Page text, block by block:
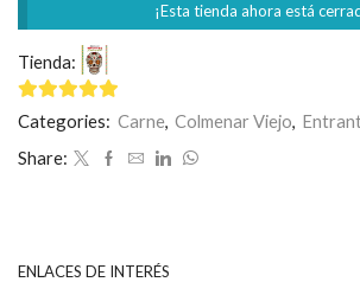
¡Esta tienda ahora está
Tienda:
5de 5
Categories: Carne Colmenar Viejo
Share:
ENLACES DE INTERÉS